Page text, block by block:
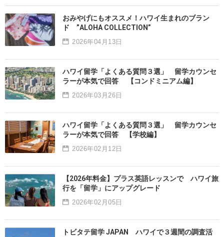
おみやげにもオススメ！ハワイ生まれのブラン
ド ”ALOHA COLLECTION”
2026年04月13日
ハワイ留学「よくある質問３選」 留学カウンセ
ラーが本気で回答 【コンドミニアム編】
2026年03月26日
ハワイ留学「よくある質問３選」 留学カウンセ
ラーが本気で回答 【学校編】
2026年02月12日
【2026年料金】プラス英語レッスンで ハワイ旅
行を「留学」にアップグレード
2026年02月05日
トビタテ留学 JAPAN ハワイで３週間の調査活